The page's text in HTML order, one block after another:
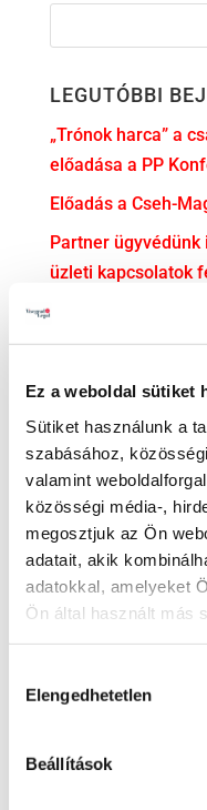
Ez a weboldal sütiket
Sütiket használunk a
szabásához,
valamint
közösségi média-,
megosztjuk az Ön
adatait, akik
adatokkal, amelyeket
Ön által használt más
kiválasztása
Elengedhetetlen
Beállítások
LEGUTÓBBI
„Trónok harca” a
előadása a PP
Előadás a Cseh-
Partner
üzleti kapcsolatok
Irodavezetőnk, dr.
Befektetési Jogi
Új, tapasztalt
dr. Soós
gratulálunk!
KATEGÓRIA
Adatvédelem
Adózás
Bejelentővédelem
EU jog